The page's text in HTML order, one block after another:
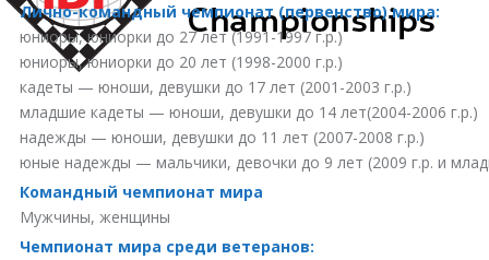
Лично-командный чемпионат (первенство) мира:
юниоры, юниорки до 27 лет (1991-1997 г.р.)
юниоры, юниорки до 20 лет (1998-2000 г.р.)
кадеты — юноши, девушки до 17 лет (2001-2003 г.р.)
младшие кадеты — юноши, девушки до 14 лет(2004-2006 г.р.)
надежды — юноши, девушки до 11 лет (2007-2008 г.р.)
юные надежды — мальчики, девочки до 9 лет (2009 г.р. и
Командный чемпионат мира
Мужчины, женщины
Чемпионат мира среди ветеранов: